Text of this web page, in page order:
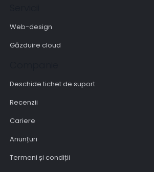
Web-design
Găzduire cloud
Deschide tichet de suport
Recenzii
Cariere
Anunțuri
Termeni și condiții